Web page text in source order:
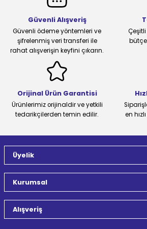
Güvenli Alışveriş
Güvenli ödeme yöntemleri ve
şifrelenmiş veri transferi ile
rahat alışverişin keyfini çıkarın.
Orijinal Ürün Garantisi
Ürünlerimiz orijinaldir ve yetkili
tedarikçilerden temin edilir.
en
Üyelik
Kurumsal
Alışveriş